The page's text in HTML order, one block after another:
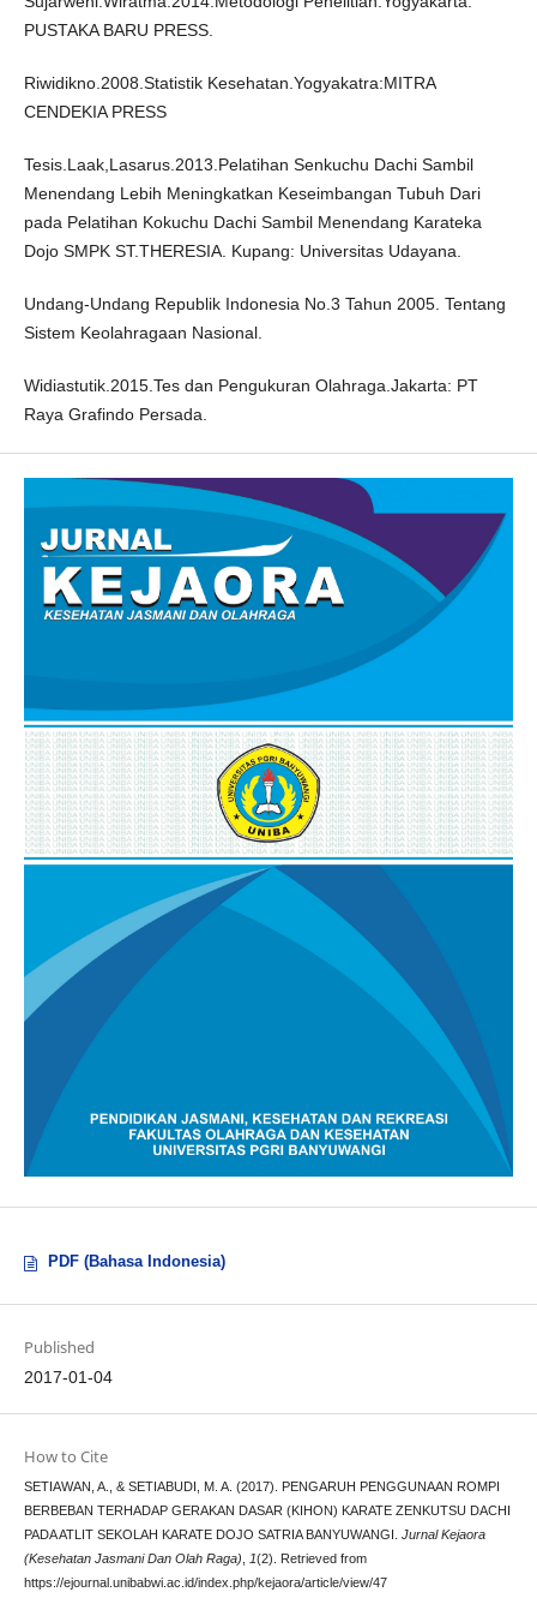
PUSTAKA BARU PRESS.
Riwidikno.2008.Statistik Kesehatan.Yogyakatra:MITRA
CENDEKIA PRESS
Tesis.Laak,Lasarus.2013.Pelatihan Senkuchu Dachi Sambil
Menendang Lebih Meningkatkan Keseimbangan Tubuh Dari
pada Pelatihan Kokuchu Dachi Sambil Menendang Karateka
Dojo SMPK ST.THERESIA. Kupang: Universitas Udayana.
Undang-Undang Republik Indonesia No.3 Tahun 2005. Tentang
Sistem Keolahragaan Nasional.
Widiastutik.2015.Tes dan Pengukuran Olahraga.Jakarta: PT
Raya Grafindo Persada.
PDF (Bahasa Indonesia)
Published
2017-01-04
How to Cite
SETIAWAN, A., & SETIABUDI, M. A. (2017). PENGARUH PENGGUNAAN ROMPI
BERBEBAN TERHADAP GERAKAN DASAR (KIHON) KARATE ZENKUTSU DACHI
PADA ATLIT SEKOLAH KARATE DOJO SATRIA BANYUWANGI. Jurnal Kejaora
(Kesehatan Jasmani Dan Olah Raga)
1(2). Retrieved from
https://ejournal.unibabwi.ac.id/index.php/kejaora/article/view/47